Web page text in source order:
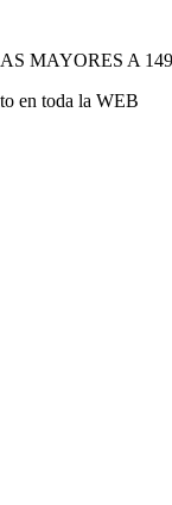
MAYORES A
en toda la WEB